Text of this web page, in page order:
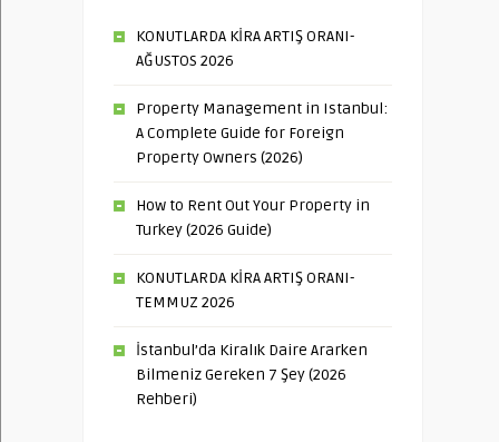
KONUTLARDA KİRA ARTIŞ ORANI-
AĞUSTOS 2026
Property Management in Istanbul:
A Complete Guide for Foreign
Property Owners (2026)
How to Rent Out Your Property in
Turkey (2026 Guide)
KONUTLARDA KİRA ARTIŞ ORANI-
TEMMUZ 2026
İstanbul’da Kiralık Daire Ararken
Bilmeniz Gereken 7 Şey (2026
Rehberi)